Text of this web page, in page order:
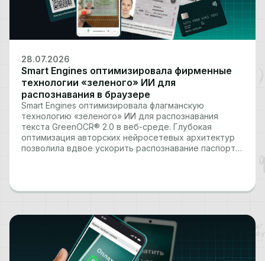
28.07.2026
Smart Engines оптимизировала фирменные
технологии «зеленого» ИИ для
распознавания в браузере
Smart Engines оптимизировала флагманскую
технологию «зеленого» ИИ для распознавания
текста GreenOCR® 2.0 в веб-среде. Глубокая
оптимизация авторских нейросетевых архитектур
позволила вдвое ускорить распознавание паспорта
функциональные веб-приложения, открыв